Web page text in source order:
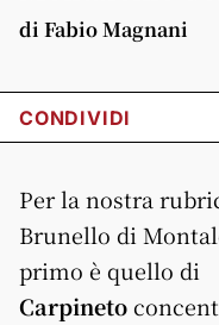
di Fabio Magnani
CONDIVIDI
Per la nostra
Brunello di
primo è quello di
Carpineto